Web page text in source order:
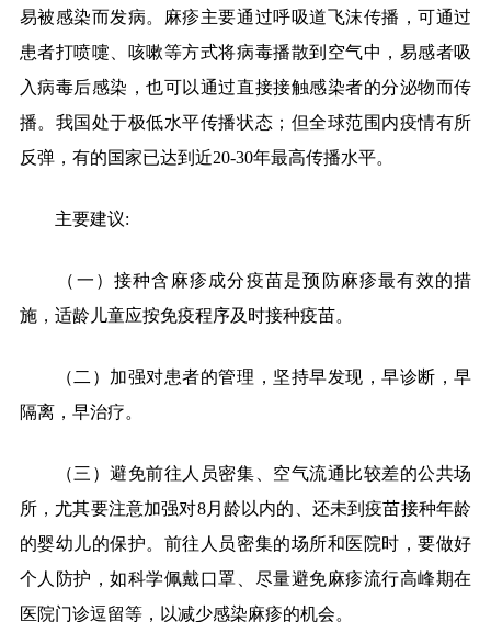
易被感染而发病。麻疹主要通过呼吸道飞沫传播，可通过
患者打喷嚏、咳嗽等方式将病毒播散到空气中，易感者吸
入病毒后感染，也可以通过直接接触感染者的分泌物而传
播。我国处于极低水平传播状态；但全球范围内疫情有所
反弹，有的国家已达到近20-30年最高传播水平。
主要建议:
（一）接种含麻疹成分疫苗是预防麻疹最有效的措
施，适龄儿童应按免疫程序及时接种疫苗。
（二）加强对患者的管理，坚持早发现，早诊断，早
隔离，早治疗。
（三）避免前往人员密集、空气流通比较差的公共场
所，尤其要注意加强对8月龄以内的、还未到疫苗接种年龄
的婴幼儿的保护。前往人员密集的场所和医院时，要做好
个人防护，如科学佩戴口罩、尽量避免麻疹流行高峰期在
医院门诊逗留等，以减少感染麻疹的机会。